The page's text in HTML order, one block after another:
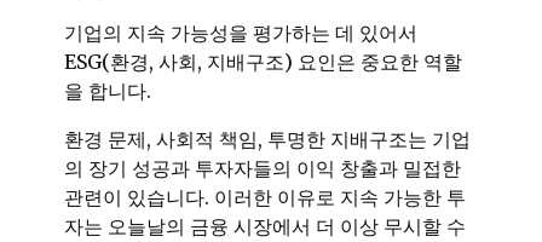
기업의 지속 가능성을 평가하는 데 있어서
ESG(환경, 사회, 지배구조) 요인은 중요한 역할
을 합니다.
환경 문제, 사회적 책임, 투명한 지배구조는 기업
의 장기 성공과 투자자들의 이익 창출과 밀접한
관련이 있습니다. 이러한 이유로 지속 가능한 투
자는 오늘날의 금융 시장에서 더 이상 무시할 수